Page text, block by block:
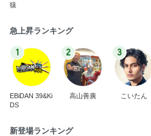
猿
急上昇ランキング
1
EBiDAN 39&Ki
DS
2
高山善廣
3
こいたん
新登場ランキング